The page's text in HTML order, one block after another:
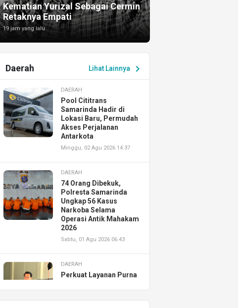
Kematian Yurizal Sebagai Cermin
Retaknya Empati
19 jam yang lalu
Lihat Lainnya chevron_right
Daerah
DAERAH
Pool Cititrans
Samarinda Hadir di
Lokasi Baru, Permudah
Akses Perjalanan
Antarkota
Minggu, 02 Agu 2026 14:37
DAERAH
74 Orang Dibekuk,
Polresta Samarinda
Ungkap 56 Kasus
Narkoba Selama
Operasi Antik Mahakam
2026
Sabtu, 01 Agu 2026 06:43
DAERAH
Perkuat Layanan Purna
Resmikan AHASS